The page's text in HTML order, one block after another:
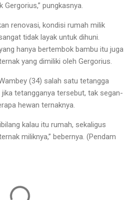
pungkasnya.
renovasi, kondisi rumah milik
tidak layak untuk dihuni.
hanya bertembok bambu itu juga
yang dimiliki oleh Gergorius.
(34) salah satu tetangga
tetangganya tersebut, tak segan-
hewan ternaknya.
kalau itu rumah, sekaligus
miliknya,” bebernya. (Pendam